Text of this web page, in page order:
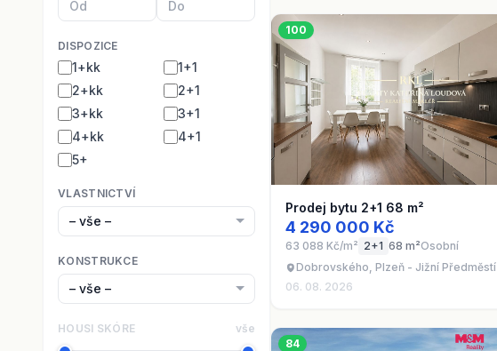
DISPOZICE
1+kk
1+1
2+kk
2+1
3+kk
3+1
4+kk
4+1
5+
VLASTNICTVÍ
KONSTRUKCE
HOUSI SKÓRE vše
100
Prodej bytu 2+1 68 m²
4 290 000 Kč
63 088 Kč/m² 2+1 68 m²Osobní
Dobrovského, Plzeň - Jižní Předměstí
06. 08. 2026
84